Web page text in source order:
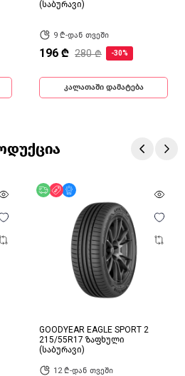
(საბურავი)
9 ₾-დან თვეში
196 ₾ 280 ₾ -30%
კალათაში დამატება
უფასო მიწოდება
ფასდაკლება
GOODYEAR EAGLE SPORT 2
215/55R17 ზაფხული
(საბურავი)
12 ₾-დან თვეში